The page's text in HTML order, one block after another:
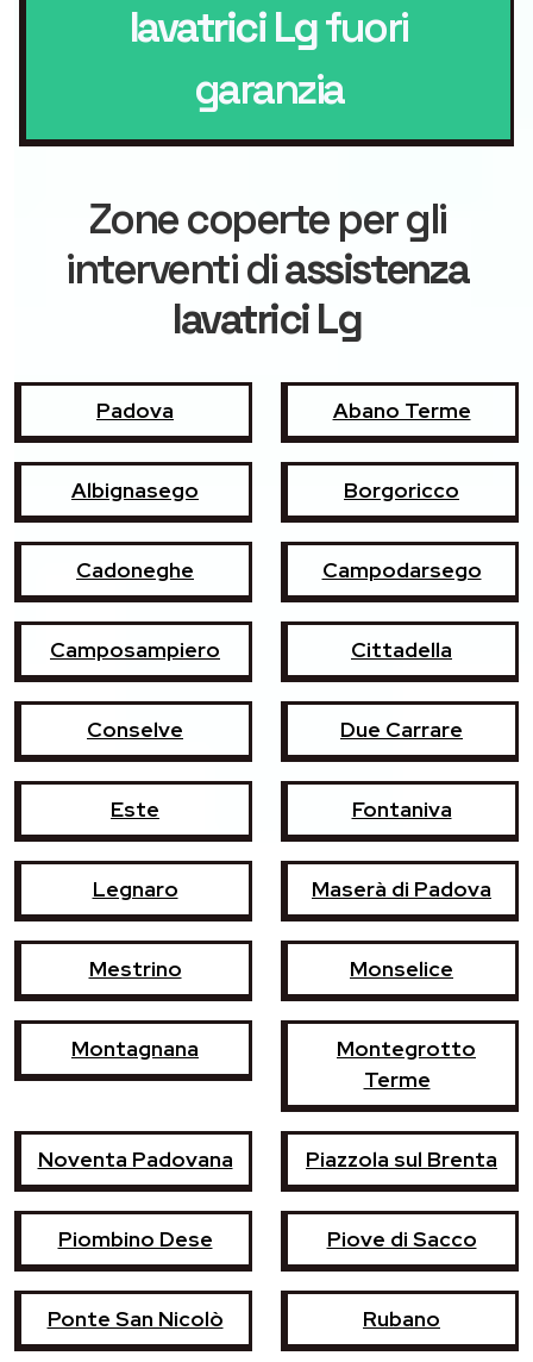
lavatrici Lgfuori
garanzia
Zone coperte per gli
interventi diassistenza
lavatrici Lg
Padova Abano Terme
Albignasego Borgoricco
Cadoneghe Campodarsego
Camposampiero Cittadella
Conselve Due Carrare
Este Fontaniva
Legnaro Maserà di Padova
Mestrino Monselice
Montagnana
Montegrotto
Terme
Noventa Padovana Piazzola sul Brenta
Piombino Dese Piove di Sacco
Ponte San Nicolò Rubano